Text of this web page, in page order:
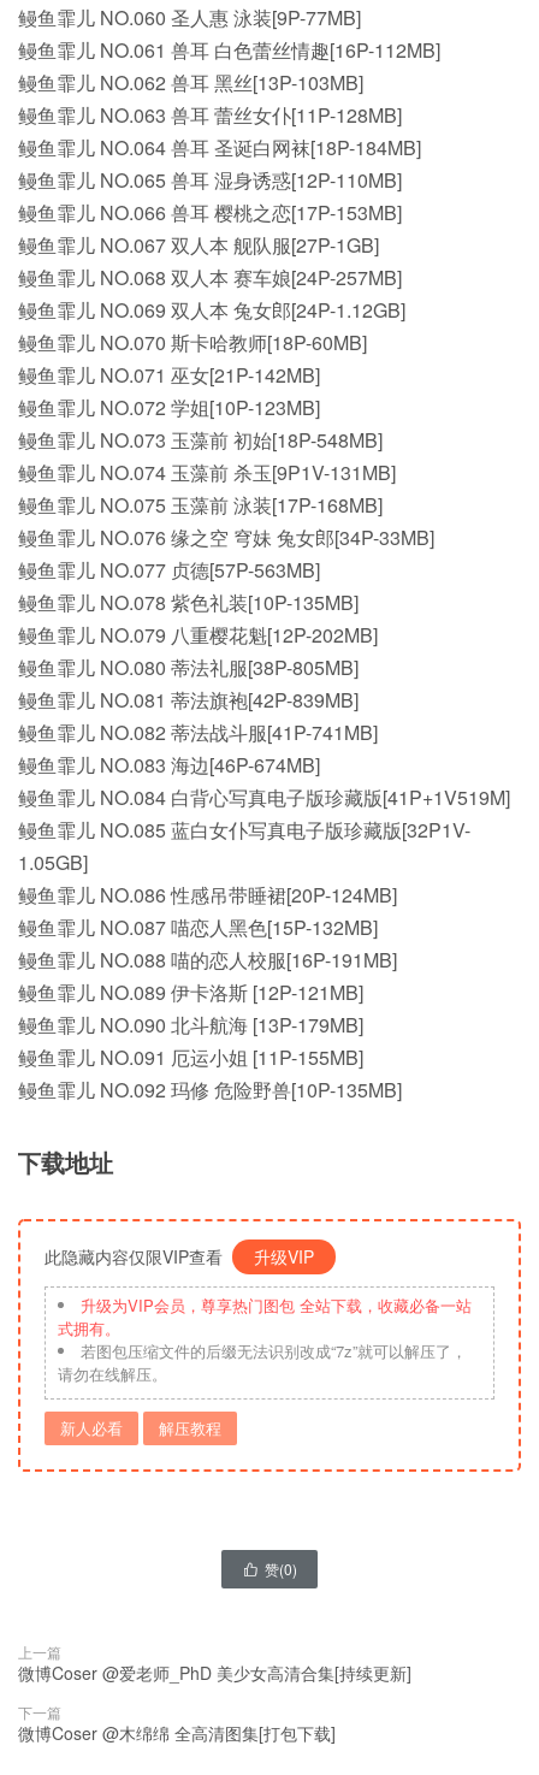
鳗鱼霏儿 NO.060 圣人惠 泳装[9P-77MB]
鳗鱼霏儿 NO.061 兽耳 白色蕾丝情趣[16P-112MB]
鳗鱼霏儿 NO.062 兽耳 黑丝[13P-103MB]
鳗鱼霏儿 NO.063 兽耳 蕾丝女仆[11P-128MB]
鳗鱼霏儿 NO.064 兽耳 圣诞白网袜[18P-184MB]
鳗鱼霏儿 NO.065 兽耳 湿身诱惑[12P-110MB]
鳗鱼霏儿 NO.066 兽耳 樱桃之恋[17P-153MB]
鳗鱼霏儿 NO.067 双人本 舰队服[27P-1GB]
鳗鱼霏儿 NO.068 双人本 赛车娘[24P-257MB]
鳗鱼霏儿 NO.069 双人本 兔女郎[24P-1.12GB]
鳗鱼霏儿 NO.070 斯卡哈教师[18P-60MB]
鳗鱼霏儿 NO.071 巫女[21P-142MB]
鳗鱼霏儿 NO.072 学姐[10P-123MB]
鳗鱼霏儿 NO.073 玉藻前 初始[18P-548MB]
鳗鱼霏儿 NO.074 玉藻前 杀玉[9P1V-131MB]
鳗鱼霏儿 NO.075 玉藻前 泳装[17P-168MB]
鳗鱼霏儿 NO.076 缘之空 穹妹 兔女郎[34P-33MB]
鳗鱼霏儿 NO.077 贞德[57P-563MB]
鳗鱼霏儿 NO.078 紫色礼装[10P-135MB]
鳗鱼霏儿 NO.079 八重樱花魁[12P-202MB]
鳗鱼霏儿 NO.080 蒂法礼服[38P-805MB]
鳗鱼霏儿 NO.081 蒂法旗袍[42P-839MB]
鳗鱼霏儿 NO.082 蒂法战斗服[41P-741MB]
鳗鱼霏儿 NO.083 海边[46P-674MB]
鳗鱼霏儿 NO.084 白背心写真电子版珍藏版[41P+1V519M]
鳗鱼霏儿 NO.085 蓝白女仆写真电子版珍藏版[32P1V-
1.05GB]
鳗鱼霏儿 NO.086 性感吊带睡裙[20P-124MB]
鳗鱼霏儿 NO.087 喵恋人黑色[15P-132MB]
鳗鱼霏儿 NO.088 喵的恋人校服[16P-191MB]
鳗鱼霏儿 NO.089 伊卡洛斯 [12P-121MB]
鳗鱼霏儿 NO.090 北斗航海 [13P-179MB]
鳗鱼霏儿 NO.091 厄运小姐 [11P-155MB]
鳗鱼霏儿 NO.092 玛修 危险野兽[10P-135MB]
下载地址
此隐藏内容仅限VIP查看 升级VIP
升级为VIP会员，尊享热门图包 全站下载，收藏必备一站
式拥有。
若图包压缩文件的后缀无法识别改成“7z”就可以解压了，
请勿在线解压。
新人必看 解压教程
 赞(0)
上一篇
微博Coser @爱老师_PhD 美少女高清合集[持续更新]
下一篇
微博Coser @木绵绵 全高清图集[打包下载]